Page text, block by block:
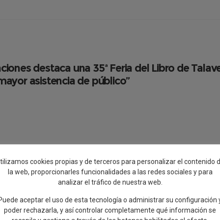
destaca una 35ª Feria del Libro de
asistencia de público”
recordado que el dinero destinado a cultura “no se entiende
de un total de 20 actividades en esta Feria del Libro,
musicales, charlas y conferencias.
ha realizado un balance muy positivo de la XXXV edición de la
cookies propias y de terceros para personalizar el contenido
la web, proporcionarles funcionalidades a las redes sociales y para
analizar el tráfico de nuestra web.
aceptar el uso de esta tecnología o administrar su configuración
poder rechazarla, y así controlar completamente qué información se